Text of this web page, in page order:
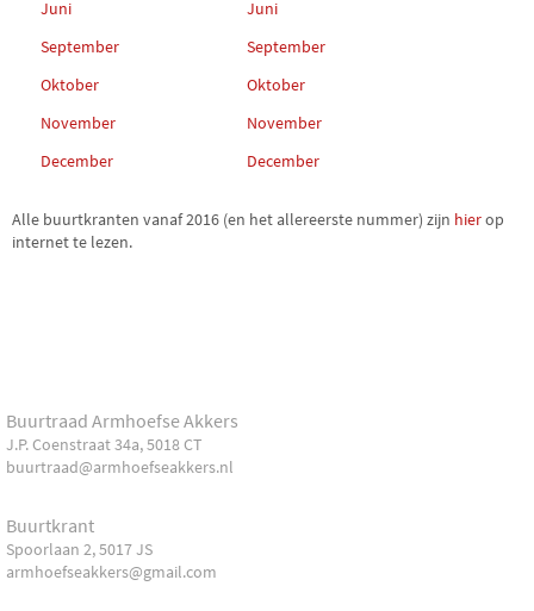
Juni
Juni
September
September
Oktober
Oktober
November
November
December
December
Alle buurtkranten vanaf 2016 (en het allereerste nummer) zijn hierop
internet te lezen.
Buurtraad Armhoefse Akkers
J.P. Coenstraat 34a, 5018 CT
buurtraad@armhoefseakkers.nl
Buurtkrant
Spoorlaan 2, 5017 JS
armhoefseakkers@gmail.com